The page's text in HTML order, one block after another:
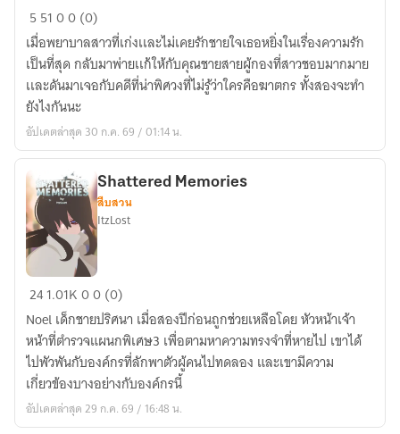
คดี
รัก
ลับ
ลวง
ใจ
5 5100 (0)
เมื่อพยาบาลสาวที่เก่งเเละไม่เคยรักชายใจเธอหยิ่งในเรื่องความรัก
เป็นที่สุด กลับมาพ่ายเเก้ให้กับคุณชายสายผู้กองที่สาวชอบมากมาย
เเละดันมาเจอกับคดีที่น่าพิศวงที่ไม่รู้ว่าใครคือฆาตกร ทั้งสองจะทำ
ยังไงกันนะ
อัปเดตล่าสุด 30 ก.ค. 69 / 01:14 น.
Shattered
Memories
Shattered Memories
สืบสวน
ItzLost
241.01K00 (0)
Noel เด็กชายปริศนา เมื่อสองปีก่อนถูกช่วยเหลือโดย หัวหน้าเจ้า
หน้าที่ตำรวจแผนกพิเศษ3 เพื่อตามหาความทรงจำที่หายไป เขาได้
ไปพัวพันกับองค์กรที่ลักพาตัวผู้คนไปทดลอง และเขามีความ
เกี่ยวข้องบางอย่างกับองค์กรนี้
อัปเดตล่าสุด 29 ก.ค. 69 / 16:48 น.